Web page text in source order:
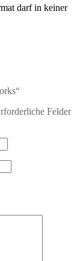
darf in keiner
Felder